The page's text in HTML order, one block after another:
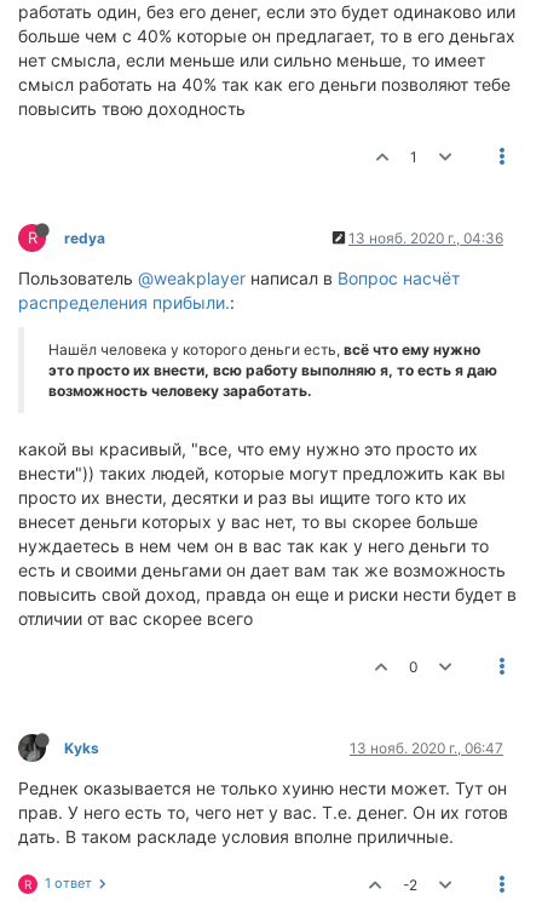
работать один, без его денег, если это будет одинаково или
больше чем с 40% которые он предлагает, то в его деньгах
нет смысла, если меньше или сильно меньше, то имеет
смысл работать на 40% так как его деньги позволяют тебе
повысить твою доходность
1
R redya 13 нояб. 2020 г., 04:36
Пользователь @weakplayer написал в Вопрос насчёт
распределения прибыли.:
Нашёл человека у которого деньги есть, всё что ему нужно
это просто их внести, всю работу выполняю я, то есть я даю
возможность человеку заработать.
какой вы красивый, "все, что ему нужно это просто их
внести")) таких людей, которые могут предложить как вы
просто их внести, десятки и раз вы ищите того кто их
внесет деньги которых у вас нет, то вы скорее больше
нуждаетесь в нем чем он в вас так как у него деньги то
есть и своими деньгами он дает вам так же возможность
повысить свой доход, правда он еще и риски нести будет в
отличии от вас скорее всего
0
Kyks 13 нояб. 2020 г., 06:47
Реднек оказывается не только хуиню нести может. Тут он
прав. У него есть то, чего нет у вас. Т.е. денег. Он их готов
дать. В таком раскладе условия вполне приличные.
R 1 ответ -2